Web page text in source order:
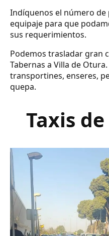
Indíquenos el número de
equipaje para que
sus requerimientos.
Podemos trasladar gran
Tabernas a Villa de
transportines, enseres,
quepa.
Taxis